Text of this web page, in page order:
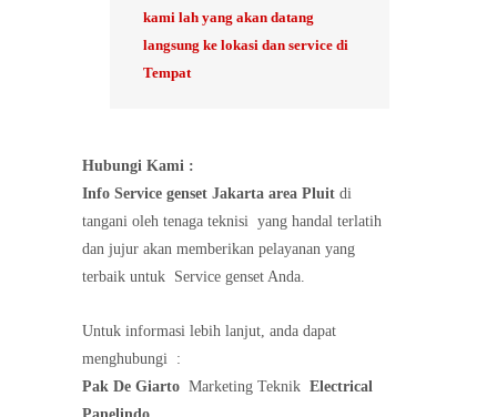
kami lah yang akan datang
langsung ke lokasi dan service di
Tempat
Hubungi Kami :
Info Service genset Jakarta area Pluit di
tangani oleh tenaga teknisi yang handal terlatih
dan jujur akan memberikan pelayanan yang
terbaik untuk Service genset Anda.
Untuk informasi lebih lanjut, anda dapat
menghubungi
:
Pak De Giarto Marketing Teknik Electrical